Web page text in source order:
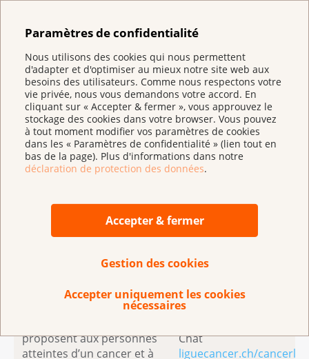
Paramètres de confidentialité
Nous utilisons des cookies qui nous permettent
d'adapter et d'optimiser au mieux notre site web aux
besoins des utilisateurs. Comme nous respectons votre
vie privée, nous vous demandons votre accord. En
cliquant sur « Accepter & fermer », vous approuvez le
stockage des cookies dans votre browser. Vous pouvez
à tout moment modifier vos paramètres de cookies
dans les « Paramètres de confidentialité » (lien tout en
bas de la page). Plus d'informations dans notre
déclaration de protection des données.
Accepter & fermer
Gestion des cookies
Accepter uniquement les cookies
nécessaires
Brochures de la Ligue contre le cancer traitant de
la protection solaire
Les brochures « Protection solaire », « Protection
solaire - L’essentiel en bref », « Comment protéger
mon enfant du soleil » ainsi que plusieurs feuilles
d’informations sont disponibles gratuitement sur
www.liguecancer.ch/protectionsolaire
vous apporte conseils et
Près de chez vous, partout
en Suisse, les ligues
proposent aux personnes
atteintes d’un cancer et à
Ligne InfoCancer sont à
Téléphone 0800 11 88 11
Courriel
Chat
liguecancer.ch/